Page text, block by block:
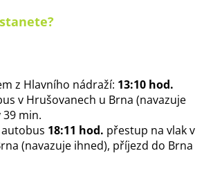
z Hlavního nádraží: 13:10 hod.
v Hrušovanech u Brna (navazuje
min.
autobus 18:11 hod. přestup na vlak v
(navazuje ihned), příjezd do Brna